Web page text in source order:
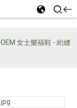
OEM 女士樂福鞋 - 絎縫